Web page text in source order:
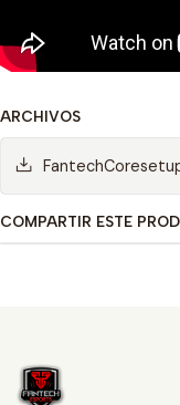
ARCHIVOS
COMPARTIR ESTE